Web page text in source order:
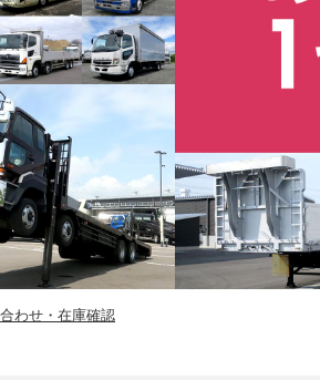
わせ・在庫確認